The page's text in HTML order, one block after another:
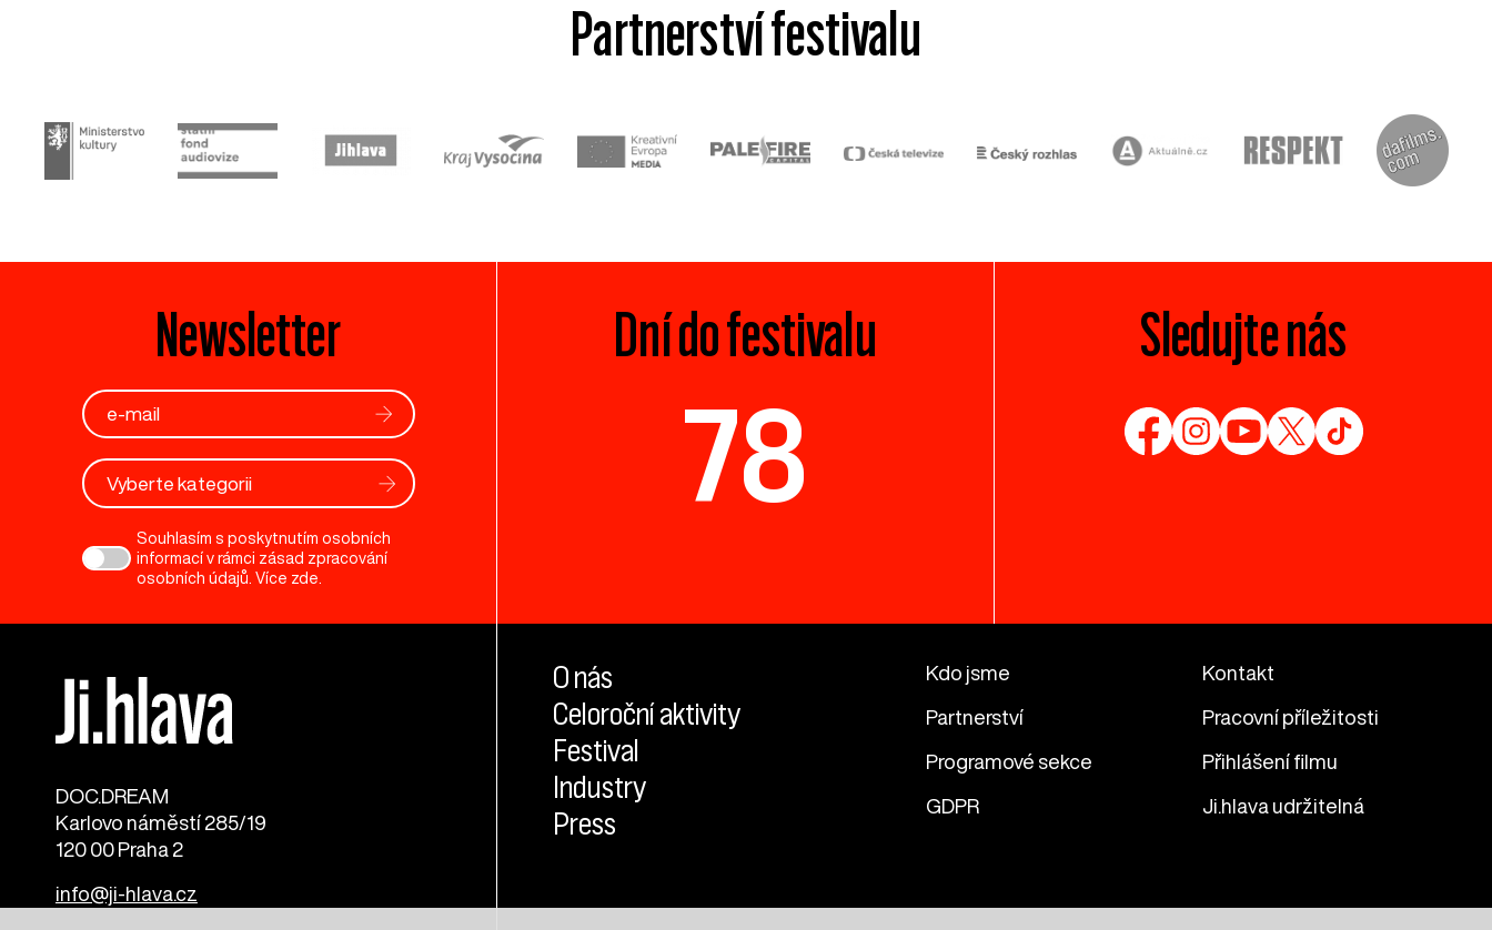
Partnerství festivalu
Newsletter
Vyberte kategorii
Souhlasím s poskytnutím osobních
informací v rámci zásad zpracování
osobních údajů. Více zde.
Dní do festivalu
78
Sledujte nás
DOC.DREAM​
Karlovo náměstí 285/19
120 00 Praha 2
info@ji-hlava.cz
O nás
Celoroční aktivity
Festival
Industry
Press
Kdo jsme Kontakt
Partnerství Pracovní příležitosti
Programové sekce Přihlášení filmu
GDPR Ji.hlava udržitelná